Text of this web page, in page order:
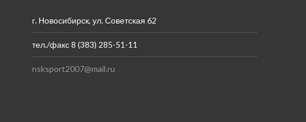
г. Новосибирск, ул. Советская 62
тел./факс 8 (383) 285-51-11
nsksport2007@mail.ru